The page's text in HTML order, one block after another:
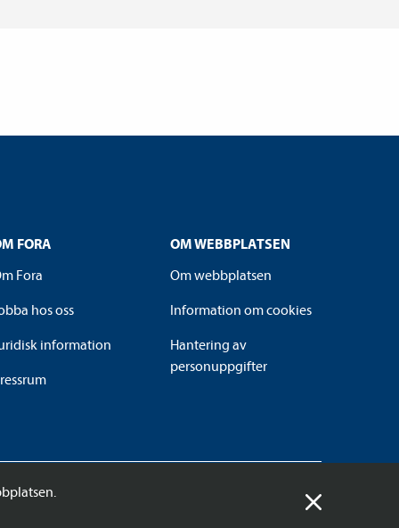
FORA
Fora
hos oss
information
OM WEBBPLATSEN
Om webbplatsen
Information om cookies
Hantering av
personuppgifter
© 2026 Fora AB